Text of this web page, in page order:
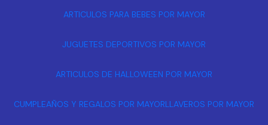
ARTICULOS PARA BEBES POR MAYOR
JUGUETES DEPORTIVOS POR MAYOR
ARTICULOS DE HALLOWEEN POR MAYOR
CUMPLEAÑOS Y REGALOS POR MAYORLLAVEROS POR MAYOR